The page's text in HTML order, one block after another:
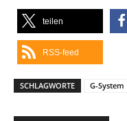
teilen
RSS-feed
SCHLAGWORTE G-System